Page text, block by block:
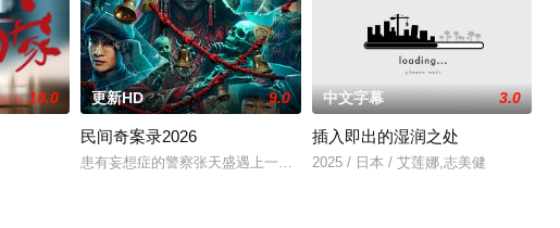
，火速成立“斩毒行动”专案组，借调警员安迪
10.0 更新HD 9.0
民间奇案录2026
患有妄想症的警察张天盛遇上一起离奇的神像杀人事件，勘案过程中，牵引出
中文字幕 3.0
插入即出的湿润之处
2025 / 日本 / 艾莲娜,志美健